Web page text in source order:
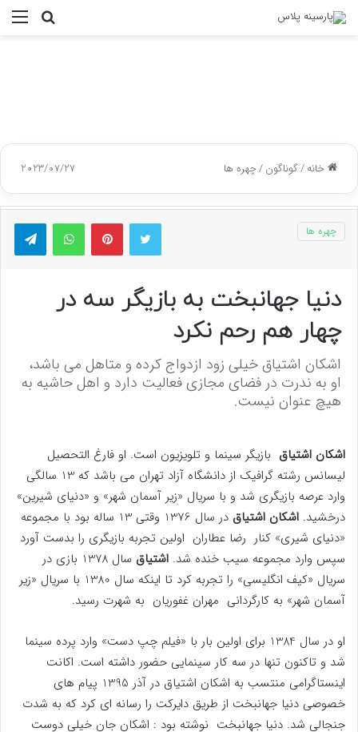
جستجو
خانه/گوناگون/چهره ها 2023/07/27
توییتر پینتریستواتس آپ
چهره ها
دنیا جهانبخت به بازیگر سه در
چهار هم رحم نکرد
اشکان اشتیاق خیلی زود ازدواج کرده و متاهل می باشد،
او به ندرت در فضای مجازی فعالیت دارد و اهل حاشیه به
هیچ عنوان نیست.
اشکان اشتیاق بازیگر سینما و تلویزیون است. او فارغ التحصیل
لیسانس رشته گرافیک از دانشگاه آزاد تهران می باشد که 13 سالگی
وارد عرصه بازیگری شد و با سریال «زیر آسمان شهر» و «دنیای شیرین»
درخشید. اشکان اشتیاق
در سال 1376 وقتی 13 ساله بود با مجموعه
«دنیای شیری» کنار رضا عطاران اولین تجربه بازیگری را بدست آورد
سپس وارد مجموعه سیب خنده شد. اشتیاق
سال 1378 بازی در
سریال «کیف انگلیسی» را تجربه کرد تا اینکه سال 1380 با سریال «زیر
آسمان شهر» به کارگردانی مهران غفوریان به شهرت رسید.
او در سال 1384 برای اولین بار با «فیلم چپ دست» وارد پرده سینما
شد و تاکنون تنها در سه کار سینمایی حضور داشته است. اکانت
اینستاگرامی منتسب به اشکان اشتیاق در آذر 1395 پیام های
خصوصی دنیا جهانبخت از طریق دایرکت را رسانه ای کرد که به شدت
جنجالی شد. دنیا جهانبخت نوشته بود : اشکان جان خیلی دوست